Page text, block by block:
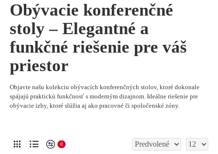
Obývacie konferenčné
stoly – Elegantné a
funkčné riešenie pre váš
priestor
Objavte našu kolekciu obývacích konferenčných stolov, ktoré dokonale
spájajú praktickú funkčnosť s moderným dizajnom. Ideálne riešenie pre
obývacie izby, ktoré slúžia aj ako pracovné či spoločenské zóny.
0